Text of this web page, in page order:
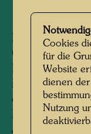
Den Bauernhof
Grenze von
Hundertwasser
Malerfreundes,
ersten
Künstler
Jahre gehörte
Cookies
für die
Website
dienen
Nutzung